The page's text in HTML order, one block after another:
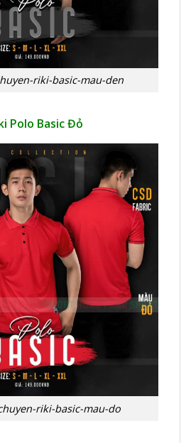
riki-basic-mau-den
Polo Basic Đỏ
riki-basic-mau-do